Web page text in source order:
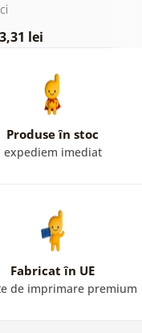
lei
Produse în stoc
expediem imediat
Fabricat în UE
de imprimare premium